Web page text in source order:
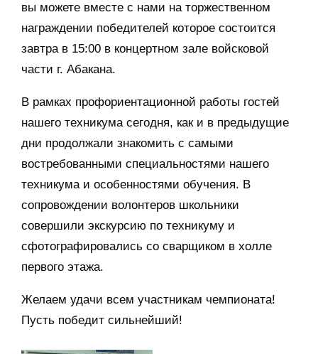
вы можете вместе с нами на торжественном
награждении победителей которое состоится
завтра в 15:00 в концертном зале войсковой
части г. Абакана.
В рамках профориентационной работы гостей
нашего техникума сегодня, как и в предыдущие
дни продолжали знакомить с самыми
востребованными специальностями нашего
техникума и особенностями обучения. В
сопровождении волонтеров школьники
совершили экскурсию по техникуму и
сфотографировались со сварщиком в холле
первого этажа.
Желаем удачи всем участникам чемпионата!
Пусть победит сильнейший!